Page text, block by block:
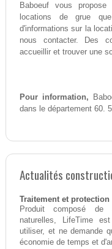
Baboeuf vous
locations de grue
d'informations sur la
nous contacter. Des
accueillir et trouver une
Pour information,
dans le département 60.
Actualités
Traitement et
Produit composé de
naturelles, LifeTime
utiliser, et ne demande
économie de temps et